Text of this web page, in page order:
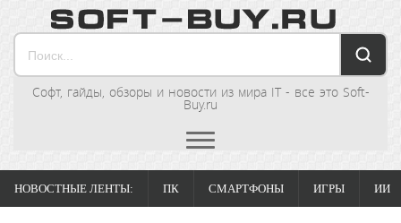
Софт, гайды, обзоры и новости из мира IT - все это Soft-
Buy.ru
НОВОСТНЫЕ ЛЕНТЫ: ПК СМАРТФОНЫ ИГРЫ ИИ